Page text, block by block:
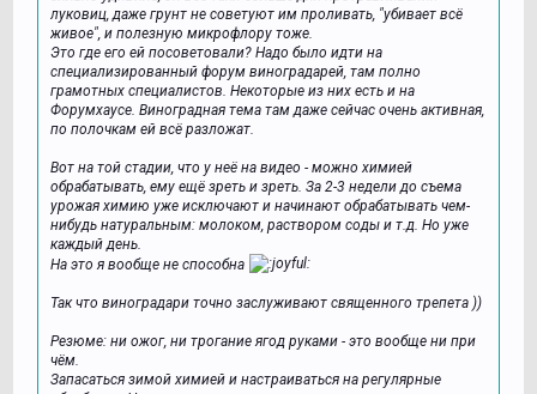
луковиц, даже грунт не советуют им проливать, "убивает всё
живое", и полезную микрофлору тоже.
Это где его ей посоветовали? Надо было идти на
специализированный форум виноградарей, там полно
грамотных специалистов. Некоторые из них есть и на
Форумхаусе. Виноградная тема там даже сейчас очень активная,
по полочкам ей всё разложат.
Вот на той стадии, что у неё на видео - можно химией
обрабатывать, ему ещё зреть и зреть. За 2-3 недели до съема
урожая химию уже исключают и начинают обрабатывать чем-
нибудь натуральным: молоком, раствором соды и т.д. Но уже
каждый день.
На это я вообще не способна
Так что виноградари точно заслуживают священного трепета ))
Резюме: ни ожог, ни трогание ягод руками - это вообще ни при
чём.
Запасаться зимой химией и настраиваться на регулярные